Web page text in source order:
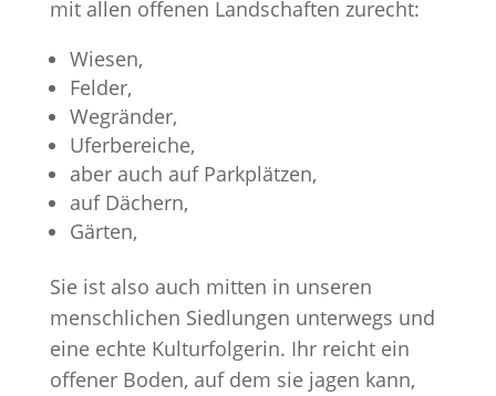
mit allen offenen Landschaften zurecht:
Wiesen,
Felder,
Wegränder,
Uferbereiche,
aber auch auf Parkplätzen,
auf Dächern,
Gärten,
Sie ist also auch mitten in unseren
menschlichen Siedlungen unterwegs und
eine echte Kulturfolgerin. Ihr reicht ein
offener Boden, auf dem sie jagen kann,